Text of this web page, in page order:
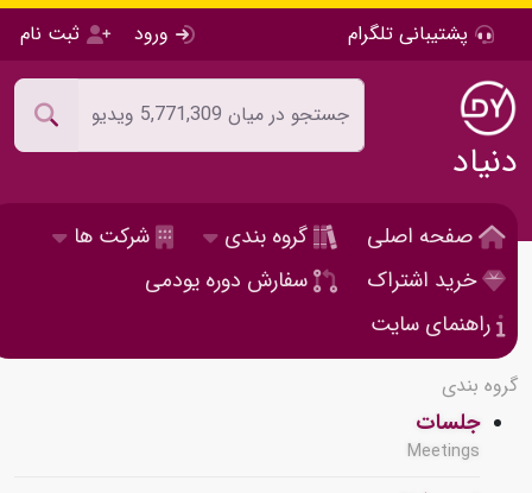
پشتیبانی تلگرام ورود ثبت نام
دنیاد
صفحه اصلی گروه بندی
شرکت ها
خرید اشتراک
سفارش دوره یودمی
راهنمای سایت
گروه بندی
جلسات
Meetings